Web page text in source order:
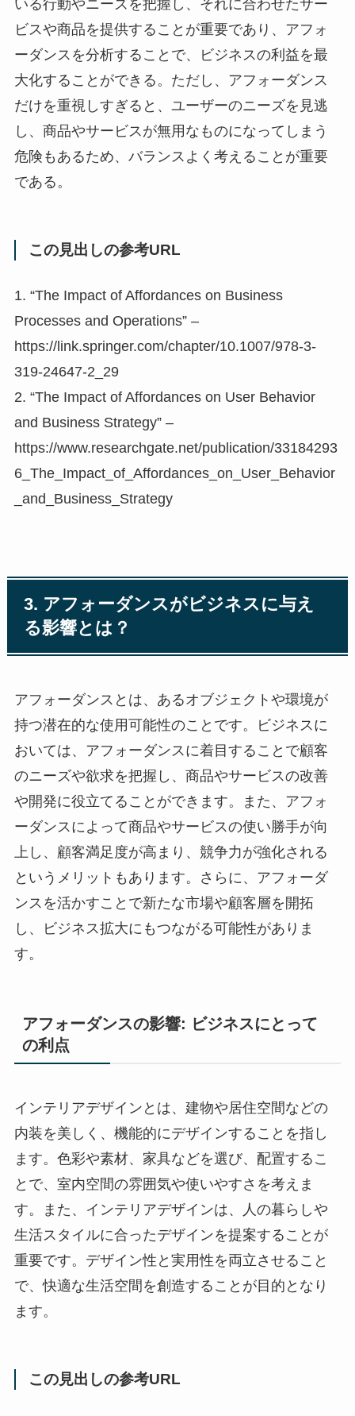
いる行動やニーズを把握し、それに合わせたサー
ビスや商品を提供することが重要であり、アフォ
ーダンスを分析することで、ビジネスの利益を最
大化することができる。ただし、アフォーダンス
だけを重視しすぎると、ユーザーのニーズを見逃
し、商品やサービスが無用なものになってしまう
危険もあるため、バランスよく考えることが重要
である。
この見出しの参考URL
1. “The Impact of Affordances on Business
Processes and Operations” –
https://link.springer.com/chapter/10.1007/978-3-
319-24647-2_29
2. “The Impact of Affordances on User Behavior
and Business Strategy” –
https://www.researchgate.net/publication/33184293
6_The_Impact_of_Affordances_on_User_Behavior
_and_Business_Strategy
3. アフォーダンスがビジネスに与え
る影響とは？
アフォーダンスとは、あるオブジェクトや環境が
持つ潜在的な使用可能性のことです。ビジネスに
おいては、アフォーダンスに着目することで顧客
のニーズや欲求を把握し、商品やサービスの改善
や開発に役立てることができます。また、アフォ
ーダンスによって商品やサービスの使い勝手が向
上し、顧客満足度が高まり、競争力が強化される
というメリットもあります。さらに、アフォーダ
ンスを活かすことで新たな市場や顧客層を開拓
し、ビジネス拡大にもつながる可能性がありま
す。
アフォーダンスの影響: ビジネスにとって
の利点
インテリアデザインとは、建物や居住空間などの
内装を美しく、機能的にデザインすることを指し
ます。色彩や素材、家具などを選び、配置するこ
とで、室内空間の雰囲気や使いやすさを考えま
す。また、インテリアデザインは、人の暮らしや
生活スタイルに合ったデザインを提案することが
重要です。デザイン性と実用性を両立させること
で、快適な生活空間を創造することが目的となり
ます。
この見出しの参考URL